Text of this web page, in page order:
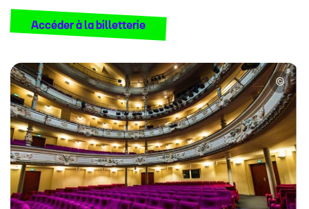
Accéder à la billetterie
©